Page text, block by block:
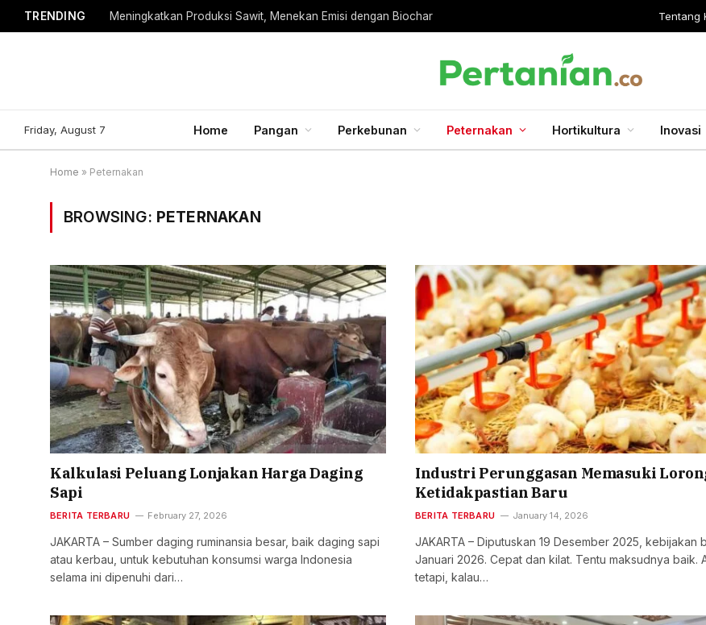
TRENDING Meningkatkan Produksi Sawit, Menekan Emisi dengan Biochar Tentang
Friday, August 7 Home Pangan Perkebunan Peternakan Hortikultura Inovasi
Home » Peternakan
BROWSING: PETERNAKAN
Kalkulasi Peluang Lonjakan Harga Daging
Sapi
BERITA TERBARU February 27, 2026
JAKARTA – Sumber daging ruminansia besar, baik daging sapi
atau kerbau, untuk kebutuhan konsumsi warga Indonesia
selama ini dipenuhi dari…
Industri Perunggasan Memasuki
Ketidakpastian Baru
BERITA TERBARU January 14, 2026
JAKARTA – Diputuskan 19 Desember 2025, kebijakan
Januari 2026. Cepat dan kilat. Tentu maksudnya baik.
tetapi, kalau…